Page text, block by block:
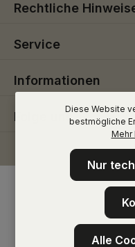
Rechtliche
Service
Informationen
Folge uns
Diese Website
bestmögliche
Mehr
Nur
Alle